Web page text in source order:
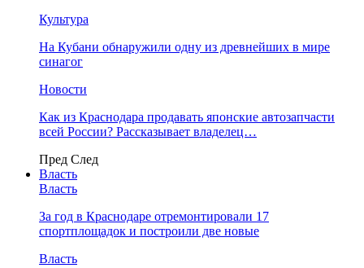
Культура
На Кубани обнаружили одну из древнейших в мире
синагог
Новости
Как из Краснодара продавать японские автозапчасти
всей России? Рассказывает владелец…
Пред След
Власть
Власть
За год в Краснодаре отремонтировали 17
спортплощадок и построили две новые
Власть